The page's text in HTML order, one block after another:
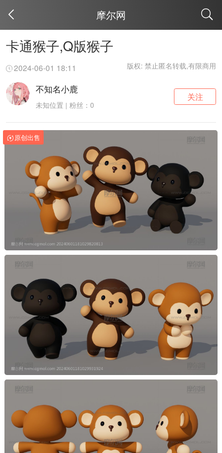
摩尔网
卡通猴子,Q版猴子
2024-06-01 18:11 版权: 禁止匿名转载,有限商用
不知名小鹿
未知位置 | 粉丝：0
关注
原创出售
取消